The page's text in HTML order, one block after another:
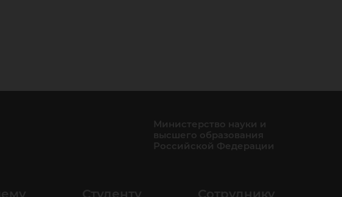
Министерство науки и
высшего образования
Российской Федерации
Студенту Сотруднику